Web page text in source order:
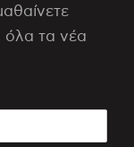
όλα τα νέα